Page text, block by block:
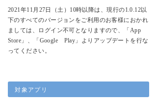
2021年11月27日（土）10時以降は、現行の1.0.12以
下のすべてのバージョンをご利用のお客様におかれ
ましては、ログイン不可となりますので、「App
Store」、「Google Play」よりアップデートを行な
ってください。
対象アプリ